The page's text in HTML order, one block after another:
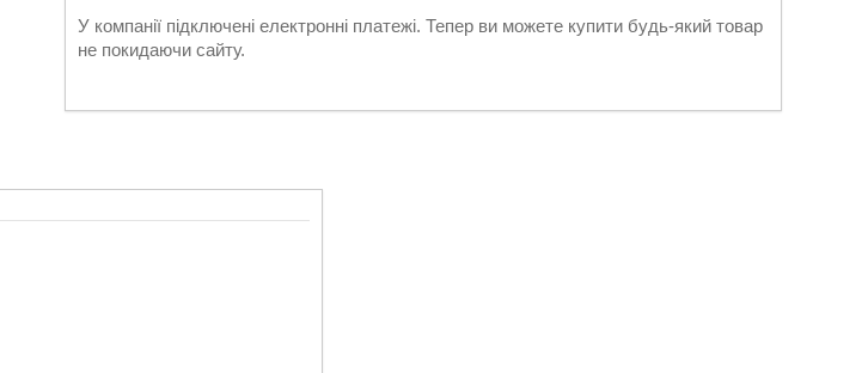
У компанії підключені електронні платежі. Тепер ви можете купити будь-який товар
не покидаючи сайту.